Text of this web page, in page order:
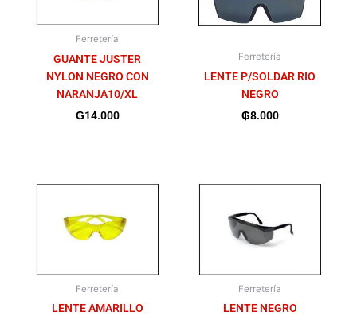
Ferretería
GUANTE JUSTER
NYLON NEGRO CON
NARANJA10/XL
₲14.000
Ferretería
LENTE P/SOLDAR RIO
NEGRO
₲8.000
Ferretería
LENTE AMARILLO
Ferretería
LENTE NEGRO